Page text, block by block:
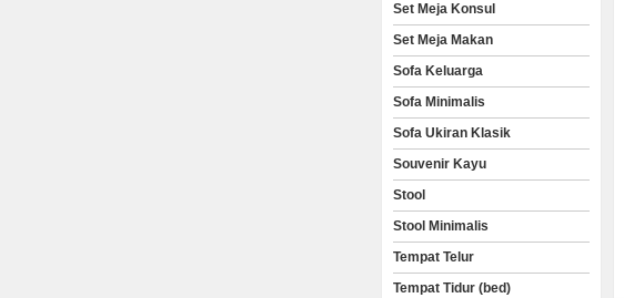
Set Meja Konsul
Set Meja Makan
Sofa Keluarga
Sofa Minimalis
Sofa Ukiran Klasik
Souvenir Kayu
Stool
Stool Minimalis
Tempat Telur
Tempat Tidur (bed)